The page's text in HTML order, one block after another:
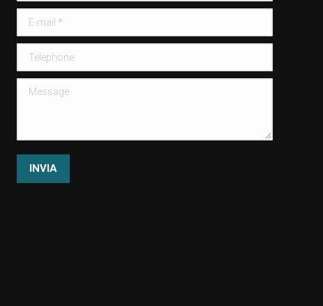
E-mail *
Telephone
Message
INVIA